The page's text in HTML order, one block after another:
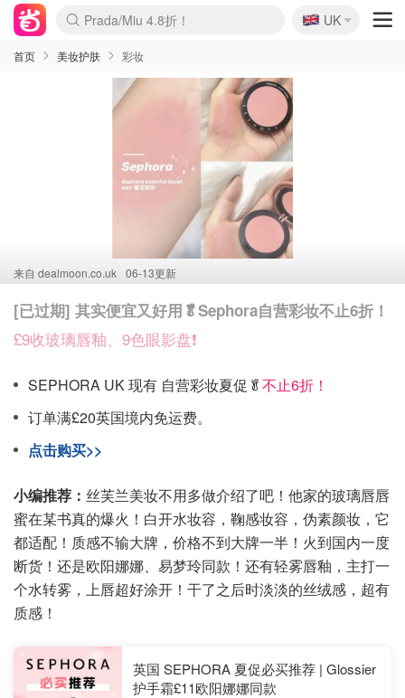
麦卢卡蜂蜜夏促！个位数！
Prada/Miu 4.8折！
啥？必胜客披萨5折！
🇬🇧
UK
首页 美妆护肤 彩妆
来自 dealmoon.co.uk 06-13更新
[已过期] 其实便宜又好用🥬Sephora自营彩妆不止6折！
£9收玻璃唇釉、9色眼影盘❗️
SEPHORA UK 现有 自营彩妆夏促🥬不止6折！
订单满£20英国境内免运费。
点击购买>>
小编推荐： 丝芙兰美妆不用多做介绍了吧！他家的玻璃唇唇
蜜在某书真的爆火！白开水妆容，鞠感妆容，伪素颜妆，它
都适配！质感不输大牌，价格不到大牌一半！火到国内一度
断货！还是欧阳娜娜、易梦玲同款！还有轻雾唇釉，主打一
个水转雾，上唇超好涂开！干了之后时淡淡的丝绒感，超有
质感！
英国 SEPHORA 夏促必买推荐 | Glossier
护手霜£11欧阳娜娜同款